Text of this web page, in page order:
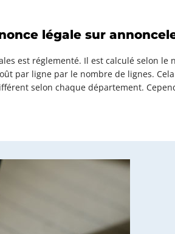
légale sur
est réglementé. Il est calculé selon le
par ligne par le nombre de lignes.
selon chaque département.